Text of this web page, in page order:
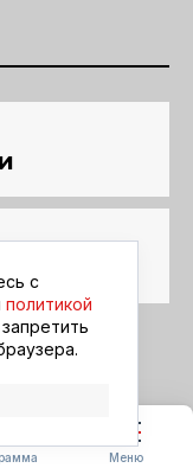
Меню
с
политикой